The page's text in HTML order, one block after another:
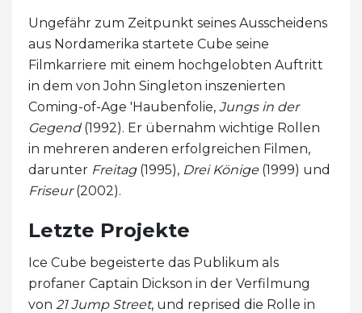
Ungefähr zum Zeitpunkt seines Ausscheidens
aus Nordamerika startete Cube seine
Filmkarriere mit einem hochgelobten Auftritt
in dem von John Singleton inszenierten
Coming-of-Age 'Haubenfolie, Jungs in der
Gegend(1992). Er übernahm wichtige Rollen
in mehreren anderen erfolgreichen Filmen,
darunter Freitag(1995), Drei Könige(1999) und
Friseur(2002).
Letzte Projekte
Ice Cube begeisterte das Publikum als
profaner Captain Dickson in der Verfilmung
von 21 Jump Street, und reprised die Rolle in